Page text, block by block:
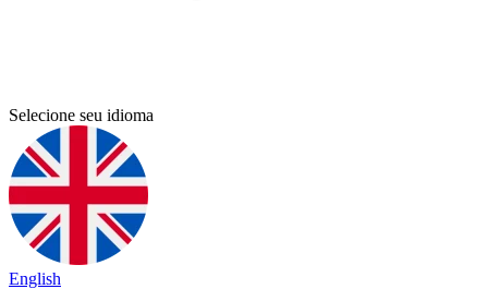
Selecione seu idioma
English